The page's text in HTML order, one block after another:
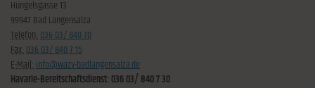
Hüngelsgasse 13
99947 Bad Langensalza
Telefon:036 03/ 840 70
Fax:036 03/ 840 7 15
E-Mail:info@wazv-badlangensalza.de
Havarie-Bereitschaftsdienst: 036 03/ 840 7 30